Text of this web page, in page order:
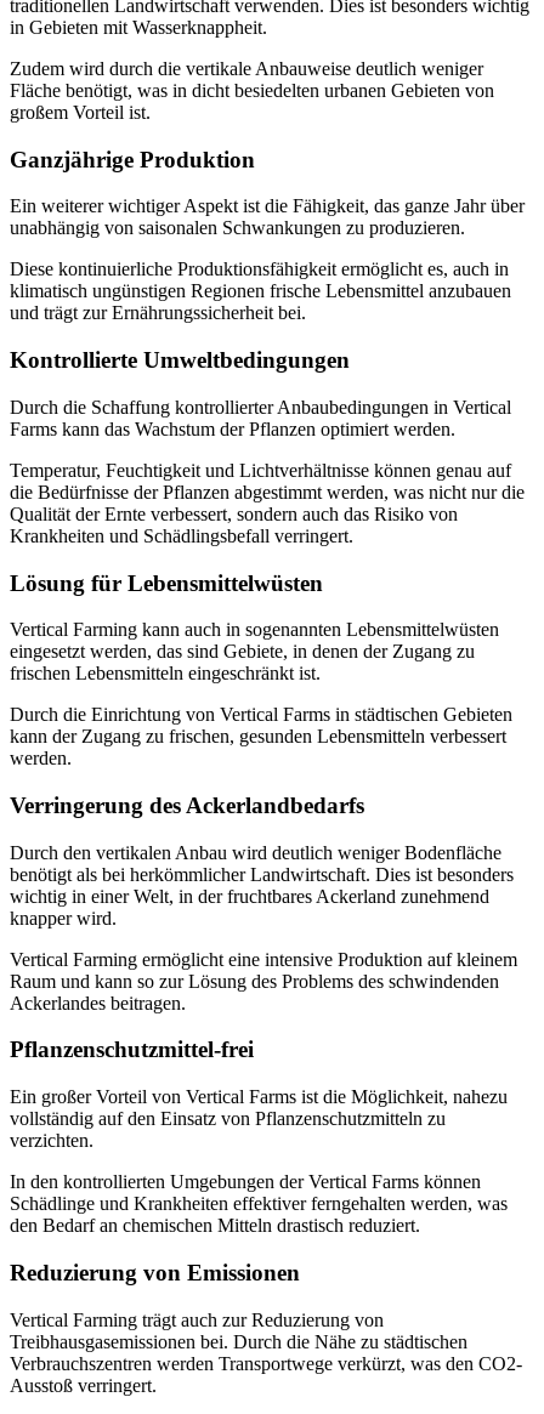
traditionellen Landwirtschaft verwenden. Dies ist besonders wichtig
in Gebieten mit Wasserknappheit.
Zudem wird durch die vertikale Anbauweise deutlich weniger
Fläche benötigt, was in dicht besiedelten urbanen Gebieten von
großem Vorteil ist.
Ganzjährige Produktion
Ein weiterer wichtiger Aspekt ist die Fähigkeit, das ganze Jahr über
unabhängig von saisonalen Schwankungen zu produzieren.
Diese kontinuierliche Produktionsfähigkeit ermöglicht es, auch in
klimatisch ungünstigen Regionen frische Lebensmittel anzubauen
und trägt zur Ernährungssicherheit bei.
Kontrollierte Umweltbedingungen
Durch die Schaffung kontrollierter Anbaubedingungen in Vertical
Farms kann das Wachstum der Pflanzen optimiert werden.
Temperatur, Feuchtigkeit und Lichtverhältnisse können genau auf
die Bedürfnisse der Pflanzen abgestimmt werden, was nicht nur die
Qualität der Ernte verbessert, sondern auch das Risiko von
Krankheiten und Schädlingsbefall verringert.
Lösung für Lebensmittelwüsten
Vertical Farming kann auch in sogenannten Lebensmittelwüsten
eingesetzt werden, das sind Gebiete, in denen der Zugang zu
frischen Lebensmitteln eingeschränkt ist.
Durch die Einrichtung von Vertical Farms in städtischen Gebieten
kann der Zugang zu frischen, gesunden Lebensmitteln verbessert
werden.
Verringerung des Ackerlandbedarfs
Durch den vertikalen Anbau wird deutlich weniger Bodenfläche
benötigt als bei herkömmlicher Landwirtschaft. Dies ist besonders
wichtig in einer Welt, in der fruchtbares Ackerland zunehmend
knapper wird.
Vertical Farming ermöglicht eine intensive Produktion auf kleinem
Raum und kann so zur Lösung des Problems des schwindenden
Ackerlandes beitragen.
Pflanzenschutzmittel-frei
Ein großer Vorteil von Vertical Farms ist die Möglichkeit, nahezu
vollständig auf den Einsatz von Pflanzenschutzmitteln zu
verzichten.
In den kontrollierten Umgebungen der Vertical Farms können
Schädlinge und Krankheiten effektiver ferngehalten werden, was
den Bedarf an chemischen Mitteln drastisch reduziert.
Reduzierung von Emissionen
Vertical Farming trägt auch zur Reduzierung von
Treibhausgasemissionen bei. Durch die Nähe zu städtischen
Verbrauchszentren werden Transportwege verkürzt, was den CO2-
Ausstoß verringert.